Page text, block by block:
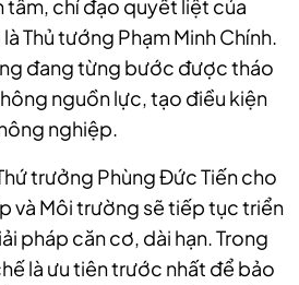
tâm, chỉ đạo quyết liệt của
Thủ tướng Phạm Minh Chính.
đang từng bước được tháo
nguồn lực, tạo điều kiện
nghiệp.
trưởng Phùng Đức Tiến cho
và Môi trường sẽ tiếp tục triển
pháp căn cơ, dài hạn. Trong
là ưu tiên trước nhất để bảo